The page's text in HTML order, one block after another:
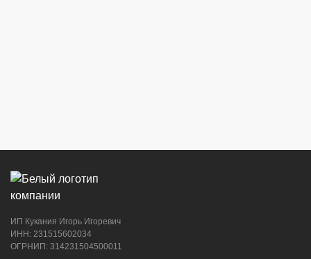
г. Новороссийск, ул. Котанова, 4
8 (964) 914-44-74
ИП Кукания Игорь Игоревич
ИНН: 231515602034
ОГРНИП: 314231504500011